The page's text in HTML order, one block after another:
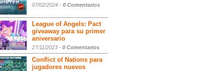
07/02/2024 - 0 Comentarios
League of Angels: Pact
giveaway para su primer
aniversario
27/11/2023 - 0 Comentarios
Conflict of Nations para
jugadores nuevos